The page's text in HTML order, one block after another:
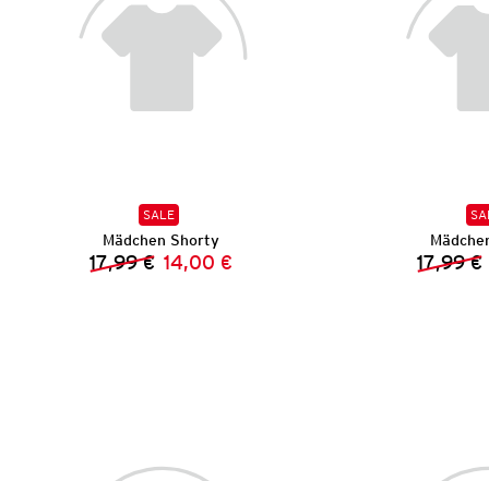
SALE
Mädchen Shorty
Vorheriger Preis:
17,99 € Neuer Preis:
14,00 € 17,99 €